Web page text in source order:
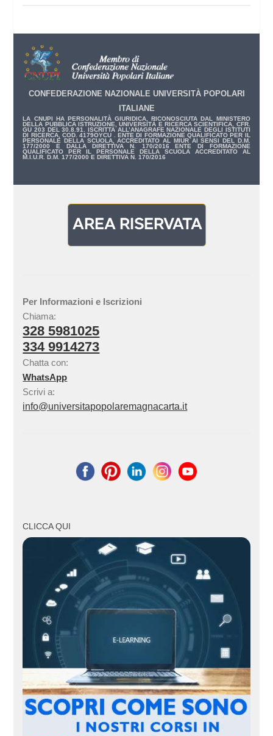
CONFEDERAZIONE NAZIONALE UNIVERSITÀ POPOLARI
ITALIANE
LA CNUPI HA PERSONALITÀ GIURIDICA, RICONOSCIUTA DAL MINISTERO
DELLA PUBBLICA ISTRUZIONE, UNIVERSITÀ E RICERCA SCIENTIFICA, CFR.
GU 203 DEL 30.8.91. ISCRITTA ALL’ANAGRAFE NAZIONALE DEGLI ISTITUTI
DI RICERCA, COD. 4179OYCU . ENTE DI FORMAZIONE QUALIFICATO PER IL
PERSONALE DELLA SCUOLA, ACCREDITATO AL MIUR AI SENSI DEL D.M.
177/2000 E DALLA DIRETTIVA N. 170/2016 ENTE DI FORMAZIONE
QUALIFICATO PER IL PERSONALE DELLA SCUOLA ACCREDITATO AL
M.I.U.R. D.M. 177/2000 E DIRETTIVA N. 170/2016
Per Informazioni e Iscrizioni
Chiama:
328 5981025
334 9914273
Chatta con:
WhatsApp
Scrivi a:
info@universitapopolaremagnacarta.it
CLICCA QUI